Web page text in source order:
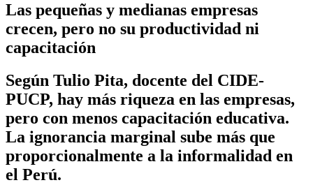
Las pequeñas y medianas empresas
crecen, pero no su productividad ni
capacitación
Según Tulio Pita, docente del CIDE-
PUCP, hay más riqueza en las empresas,
pero con menos capacitación educativa.
La ignorancia marginal sube más que
proporcionalmente a la informalidad en
el Perú.